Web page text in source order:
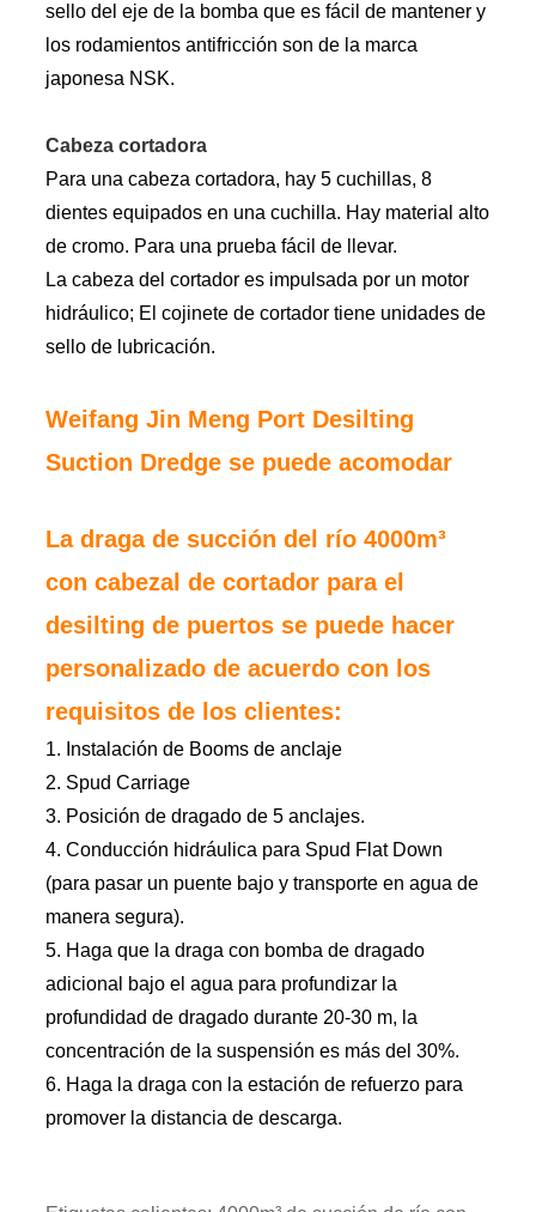
sello del eje de la bomba que es fácil de mantener y
los rodamientos antifricción son de la marca
japonesa NSK.
Cabeza cortadora
Para una cabeza cortadora, hay 5 cuchillas, 8
dientes equipados en una cuchilla. Hay material alto
de cromo. Para una prueba fácil de llevar.
La cabeza del cortador es impulsada por un motor
hidráulico; El cojinete de cortador tiene unidades de
sello de lubricación.
Weifang Jin Meng Port Desilting
Suction Dredge se puede acomodar
La draga de succión del río 4000m³
con cabezal de cortador para el
desilting de puertos se puede hacer
personalizado de acuerdo con los
requisitos de los clientes:
1. Instalación de Booms de anclaje
2. Spud Carriage
3. Posición de dragado de 5 anclajes.
4. Conducción hidráulica para Spud Flat Down
(para pasar un puente bajo y transporte en agua de
manera segura).
5. Haga que la draga con bomba de dragado
adicional bajo el agua para profundizar la
profundidad de dragado durante 20-30 m, la
concentración de la suspensión es más del 30%.
6. Haga la draga con la estación de refuerzo para
promover la distancia de descarga.